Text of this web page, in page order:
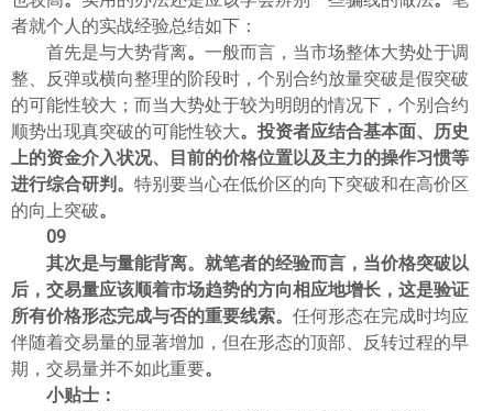
者就个人的实战经验总结如下：
首先是与大势背离。 一般而言，当市场整体大势处于调
整、反弹或横向整理的阶段时，个别合约放量突破是假突破
的可能性较大；而当大势处于较为明朗的情况下，个别合约
顺势出现真突破的可能性较大。 投资者应结合基本面、历史
上的资金介入状况、目前的价格位置以及主力的操作习惯等
进行综合研判。 特别要当心在低价区的向下突破和在高价区
的向上突破。
09
其次是与量能背离。 就笔者的经验而言，当价格突破以
后，交易量应该顺着市场趋势的方向相应地增长，这是验证
所有价格形态完成与否的重要线索。 任何形态在完成时均应
伴随着交易量的显著增加，但在形态的顶部、反转过程的早
期，交易量并不如此重要。
小贴士：